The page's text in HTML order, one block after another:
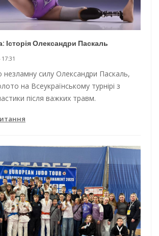
Історія Олександри Паскаль
незламну силу Олександри Паскаль,
на Всеукраїнському турнірі з
після важких травм.